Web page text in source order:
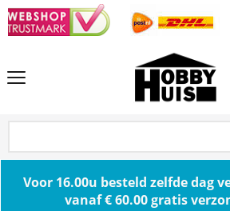
Voor 16.00u besteld zelfde dag
vanaf € 60.00 gratis